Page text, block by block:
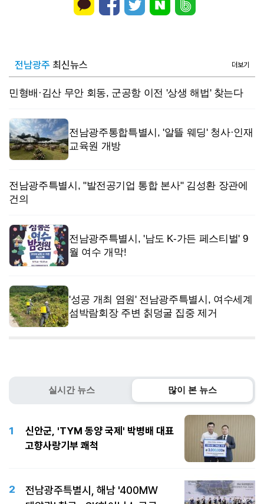
전남광주 최신뉴스 더보기
민형배·김산 무안 회동, 군공항 이전 '상생 해법' 찾는다
전남광주통합특별시, '알뜰 웨딩' 청사·인재
교육원 개방
전남광주특별시, "발전공기업 통합 본사" 김성환 장관에
건의
전남광주특별시, '남도 K-가든 페스티벌' 9
월 여수 개막!
'성공 개최 염원' 전남광주특별시, 여수세계
섬박람회장 주변 칡덩굴 집중 제거
실시간 뉴스 많이 본 뉴스
1
신안군, 'TYM 동양 국제' 박병배 대표
고향사랑기부 쾌척
2
전남광주특별시, 해남 '400MW